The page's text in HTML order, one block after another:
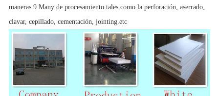
maneras 9.Many de procesamiento tales como la perforación, aserrado,
clavar, cepillado, cementación, jointing.etc